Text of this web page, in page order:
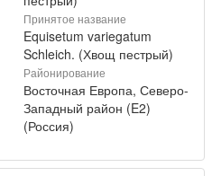
Принятое название
Equisetum variegatum
Schleich. (Хвощ пестрый)
Районирование
Восточная Европа, Северо-
Западный район (E2)
(Россия)